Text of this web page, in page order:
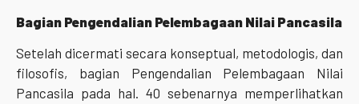
Bagian Pengendalian Pelembagaan Nilai Pancasila
Setelah dicermati secara konseptual, metodologis, dan
filosofis, bagian Pengendalian Pelembagaan Nilai
Pancasila pada hal. 40 sebenarnya memperlihatkan